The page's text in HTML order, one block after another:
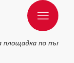
по пътна